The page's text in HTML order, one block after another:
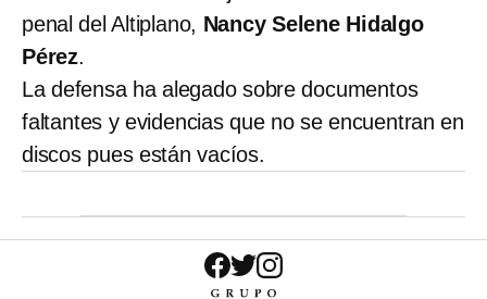
penal del Altiplano, Nancy Selene Hidalgo
Pérez.
La defensa ha alegado sobre documentos
faltantes y evidencias que no se encuentran en
discos pues están vacíos.